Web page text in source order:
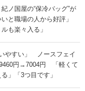
ノ国屋の“保冷バッグ”が
と職場の人から好評」
も楽々入る」
やすい」 ノースフェイ
9460円→7004円 「軽くて
」「3つ目です」